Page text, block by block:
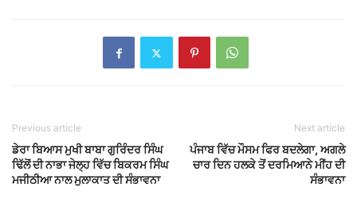
Previous article
ਡੇਰਾ ਬਿਆਸ ਮੁਖੀ ਬਾਬਾ ਗੁਰਿੰਦਰ ਸਿੰਘ
ਢਿੱਲੋਂ ਦੀ ਨਾਭਾ ਜੇਲ੍ਹ ਵਿੱਚ ਬਿਕਰਮ ਸਿੰਘ
ਮਜੀਠੀਆ ਨਾਲ ਮੁਲਾਕਾਤ ਦੀ ਸੰਭਾਵਨਾ
Next article
ਪੰਜਾਬ ਵਿੱਚ ਮੌਸਮ ਫਿਰ ਬਦਲੇਗਾ, ਅਗਲੇ
ਚਾਰ ਦਿਨ ਹਲਕੇ ਤੋਂ ਦਰਮਿਆਨੇ ਮੀਂਹ ਦੀ
ਸੰਭਾਵਨਾ